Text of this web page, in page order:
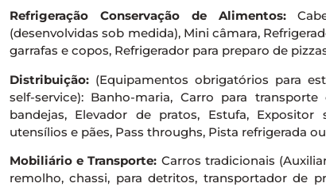
Refrigeração Conservação de Alimentos:
(desenvolvidas sob medida), Mini câmara,
garrafas e copos, Refrigerador para preparo de
Distribuição: (Equipamentos obrigatórios para
self-service): Banho-maria, Carro para
bandejas, Elevador de pratos, Estufa,
utensílios e pães, Pass throughs, Pista refrigerada
Mobiliário e Transporte: Carros tradicionais
remolho, chassi, para detritos, transportador de